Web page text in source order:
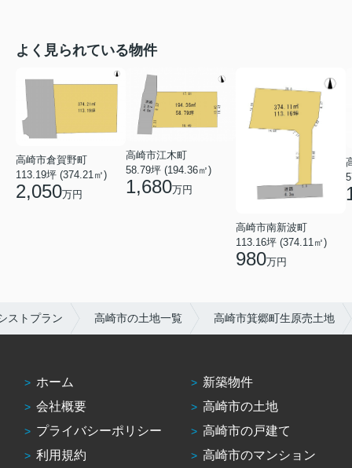
よく見られている物件
高崎市倉賀野町
113.19坪 (374.21㎡)
2,050万円
高崎市江木町
58.79坪 (194.36㎡)
1,680万円
高崎市南新波町
113.16坪 (374.11㎡)
980万円
ストプラン 高崎市の土地一覧 高崎市箕郷町生原売土地
ホーム
会社概要
プライバシーポリシー
利用規約
新築物件
高崎市の土地
高崎市の戸建て
高崎市のマンション